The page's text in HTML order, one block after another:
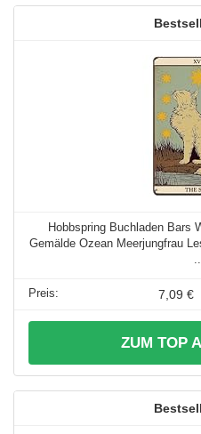
Hobbspring Buchladen Bars
Gemälde Ozean Meerjungfrau
7,09 €
ZUM TOP